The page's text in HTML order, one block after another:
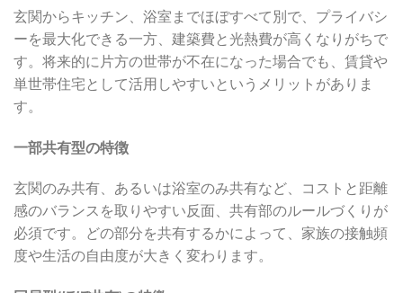
玄関からキッチン、浴室までほぼすべて別で、プライバシ
ーを最大化できる一方、建築費と光熱費が高くなりがちで
す。将来的に片方の世帯が不在になった場合でも、賃貸や
単世帯住宅として活用しやすいというメリットがありま
す。
一部共有型の特徴
玄関のみ共有、あるいは浴室のみ共有など、コストと距離
感のバランスを取りやすい反面、共有部のルールづくりが
必須です。どの部分を共有するかによって、家族の接触頻
度や生活の自由度が大きく変わります。